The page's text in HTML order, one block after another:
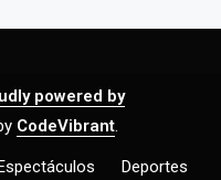
powered by
CodeVibrant
Deportes